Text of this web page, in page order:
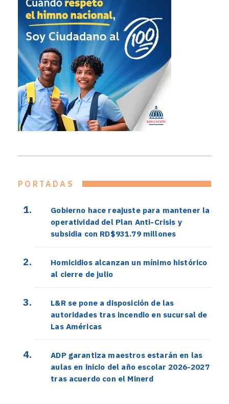
PORTADAS
Gobierno hace reajuste para mantener la
operatividad del Plan Anti-Crisis y
subsidia con RD$931.79 millones
Homicidios alcanzan un mínimo histórico
al cierre de julio
L&R se pone a disposición de las
autoridades tras incendio en sucursal de
Las Américas
ADP garantiza maestros estarán en las
aulas en inicio del año escolar 2026-2027
tras acuerdo con el Minerd